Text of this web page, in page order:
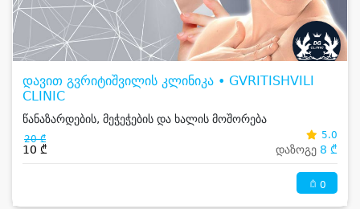
დავით გვრიტიშვილის კლინიკა • GVRITISHVILI
CLINIC
წანაზარდების, მეჭეჭების და ხალის მოშორება
20 ₾
10 ₾
5.0
დაზოგე 8 ₾
0